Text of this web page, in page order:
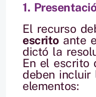
1.
El recurso
escritoante
dictó la
En el escrito
deben incluir
elementos: